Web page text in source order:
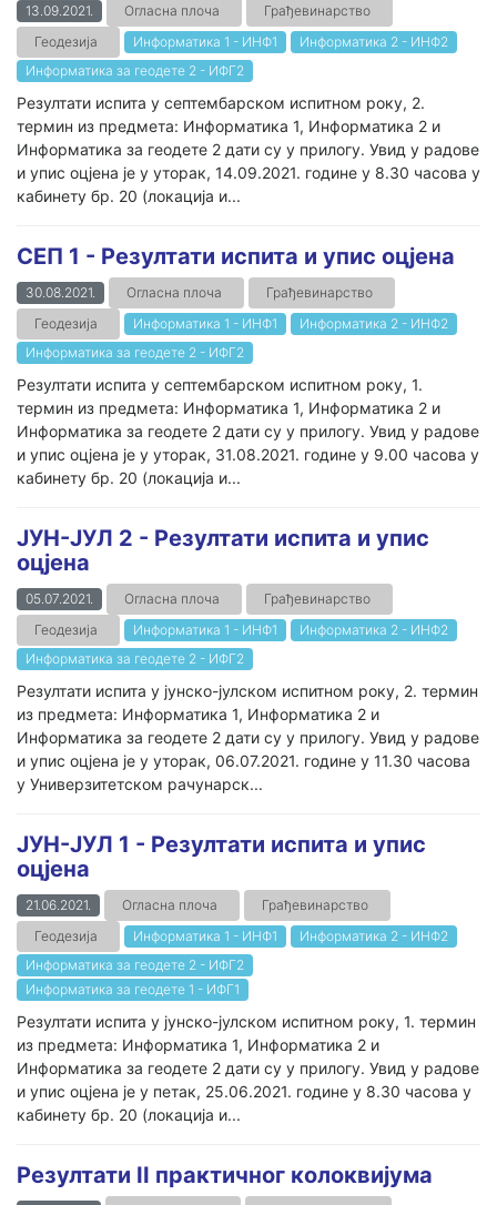
13.09.2021. Огласна плоча
Грађевинарство
Геодезија
Информатика 1 - ИНФ1
Информатика 2 - ИНФ2
Информатика за геодете 2 - ИФГ2
Резултати испита у септембарском испитном року, 2.
термин из предмета: Информатика 1, Информатика 2 и
Информатика за геодете 2 дати су у прилогу. Увид у радове
и упис оцјена је у уторак, 14.09.2021. године у 8.30 часова у
кабинету бр. 20 (локација и...
СЕП 1 - Резултати испита и упис оцјена
30.08.2021. Огласна плоча
Грађевинарство
Геодезија
Информатика 1 - ИНФ1
Информатика 2 - ИНФ2
Информатика за геодете 2 - ИФГ2
Резултати испита у септембарском испитном року, 1.
термин из предмета: Информатика 1, Информатика 2 и
Информатика за геодете 2 дати су у прилогу. Увид у радове
и упис оцјена је у уторак, 31.08.2021. године у 9.00 часова у
кабинету бр. 20 (локација и...
ЈУН-ЈУЛ 2 - Резултати испита и упис
оцјена
05.07.2021. Огласна плоча
Грађевинарство
Геодезија
Информатика 1 - ИНФ1
Информатика 2 - ИНФ2
Информатика за геодете 2 - ИФГ2
Резултати испита у јунско-јулском испитном року, 2. термин
из предмета: Информатика 1, Информатика 2 и
Информатика за геодете 2 дати су у прилогу. Увид у радове
и упис оцјена је у уторак, 06.07.2021. године у 11.30 часова
у Универзитетском рачунарск...
ЈУН-ЈУЛ 1 - Резултати испита и упис
оцјена
21.06.2021. Огласна плоча
Грађевинарство
Геодезија
Информатика 1 - ИНФ1
Информатика 2 - ИНФ2
Информатика за геодете 2 - ИФГ2
Информатика за геодете 1 - ИФГ1
Резултати испита у јунско-јулском испитном року, 1. термин
из предмета: Информатика 1, Информатика 2 и
Информатика за геодете 2 дати су у прилогу. Увид у радове
и упис оцјена је у петак, 25.06.2021. године у 8.30 часова у
кабинету бр. 20 (локација и...
Резултати II практичног колоквијума